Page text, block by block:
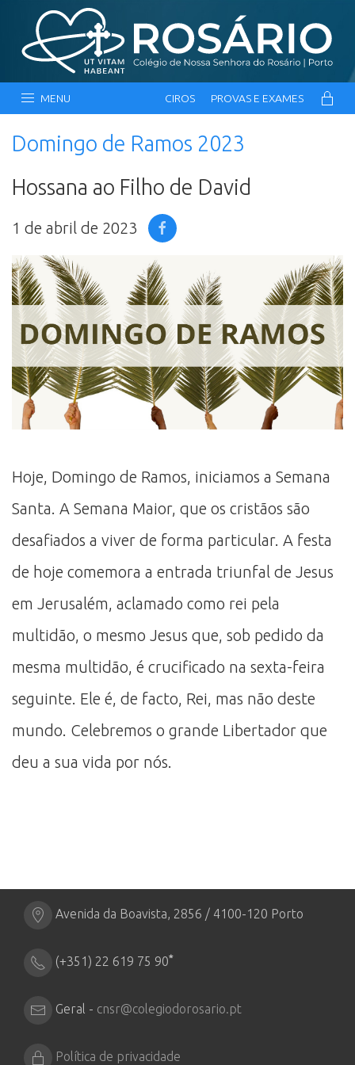
MENU CIROS PROVAS E EXAMES
Domingo de Ramos 2023
Hossana ao Filho de David
1 de abril de 2023
Hoje, Domingo de Ramos, iniciamos a Semana
Santa. A Semana Maior, que os cristãos são
desafiados a viver de forma particular. A festa
de hoje comemora a entrada triunfal de Jesus
em Jerusalém, aclamado como rei pela
multidão, o mesmo Jesus que, sob pedido da
mesma multidão, é crucificado na sexta-feira
seguinte. Ele é, de facto, Rei, mas não deste
mundo. Celebremos o grande Libertador que
deu a sua vida por nós.
Avenida da Boavista, 2856 / 4100-120 Porto
(+351) 22 619 75 90*
Geral - cnsr@colegiodorosario.pt
Política de privacidade